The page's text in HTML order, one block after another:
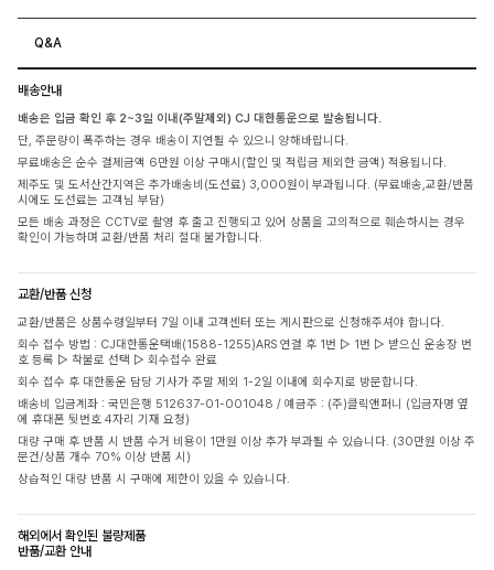
Q&A
배송안내
배송은 입금 확인 후 2~3일 이내(주말제외) CJ 대한통운으로 발송됩니다.
단, 주문량이 폭주하는 경우 배송이 지연될 수 있으니 양해바랍니다.
무료배송은 순수 결제금액 6만원 이상 구매시(할인 및 적립금 제외한 금액) 적용됩니다.
제주도 및 도서산간지역은 추가배송비(도선료) 3,000원이 부과됩니다. (무료배송,교환/반품
시에도 도선료는 고객님 부담)
모든 배송 과정은 CCTV로 촬영 후 출고 진행되고 있어 상품을 고의적으로 훼손하시는 경우
확인이 가능하며 교환/반품 처리 절대 불가합니다.
교환/반품 신청
교환/반품은 상품수령일부터 7일 이내 고객센터 또는 게시판으로 신청해주셔야 합니다.
회수 접수 방법 : CJ대한통운택배(1588-1255)ARS 연결 후 1번 ▷ 1번 ▷ 받으신 운송장 번
호 등록 ▷ 착불로 선택 ▷ 회수접수 완료
회수 접수 후 대한통운 담당 기사가 주말 제외 1-2일 이내에 회수지로 방문합니다.
배송비 입금계좌 : 국민은행 512637-01-001048 / 예금주 : (주)클릭앤퍼니 (입금자명 옆
에 휴대폰 뒷번호 4자리 기재 요청)
대량 구매 후 반품 시 반품 수거 비용이 1만원 이상 추가 부과될 수 있습니다. (30만원 이상 주
문건/상품 개수 70% 이상 반품 시)
상습적인 대량 반품 시 구매에 제한이 있을 수 있습니다.
해외에서 확인된 불량제품
반품/교환 안내